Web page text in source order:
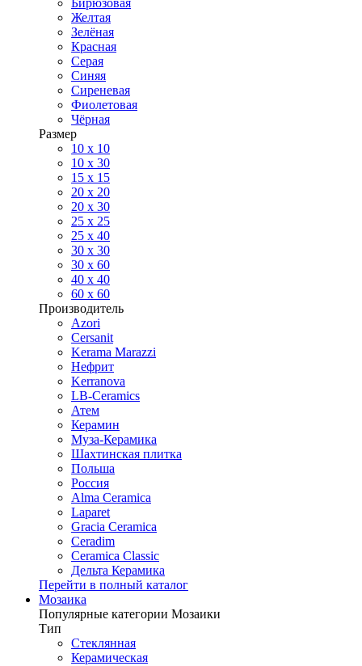
Бирюзовая
Желтая
Зелёная
Красная
Серая
Синяя
Сиреневая
Фиолетовая
Чёрная
Размер
10 х 10
10 x 30
15 x 15
20 х 20
20 x 30
25 x 25
25 x 40
30 x 30
30 х 60
40 х 40
60 х 60
Производитель
Azori
Cersanit
Kerama Marazzi
Нефрит
Kerranova
LB-Ceramics
Атем
Керамин
Муза-Керамика
Шахтинская плитка
Польша
Россия
Alma Ceramica
Laparet
Gracia Ceramica
Ceradim
Ceramica Classic
Дельта Керамика
Перейти в полный каталог
Мозаика
Популярные категории Мозаики
Тип
Стеклянная
Керамическая